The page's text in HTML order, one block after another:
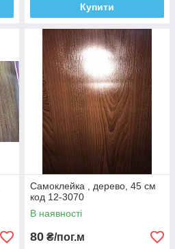
Купити
Самоклейка , дерево, 45 см
код 12-3070
В наявності
80 ₴/пог.м